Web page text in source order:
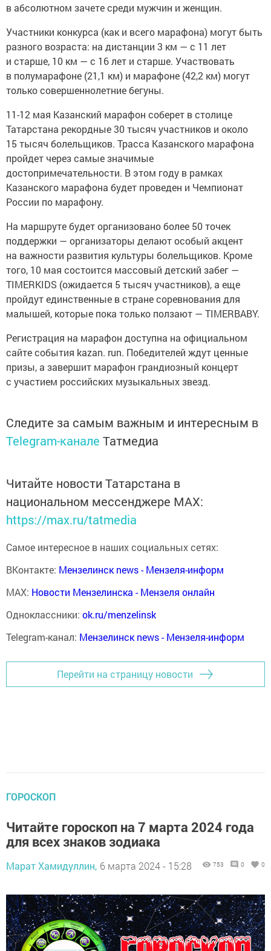
в абсолютном зачете среди мужчин и женщин.
Участники конкурса (как и всего марафона) могут быть
разного возраста: на дистанции 3 км — с 11 лет
и старше, 10 км — с 16 лет и старше. Участвовать
в полумарафоне (21,1 км) и марафоне (42,2 км) могут
только совершеннолетние бегуны.
11-12 мая Казанский марафон соберет в столице
Татарстана рекордные 30 тысяч участников и около
15 тысяч болельщиков. Трасса Казанского марафона
пройдет через самые значимые
достопримечательности. В этом году в рамках
Казанского марафона будет проведен и Чемпионат
России по марафону.
На маршруте будет организовано более 50 точек
поддержки — организаторы делают особый акцент
на важности развития культуры болельщиков. Кроме
того, 10 мая состоится массовый детский забег —
TIMERKIDS (ожидается 5 тысяч участников), а еще
пройдут единственные в стране соревнования для
малышей, которые пока только ползают — TIMERBABY.
Регистрация на марафон доступна на официальном
сайте события kazan. run. Победителей ждут ценные
призы, а завершит марафон грандиозный концерт
с участием российских музыкальных звезд.
Следите за самым важным и интересным в
Telegram-канале Татмедиа
Читайте новости Татарстана в
национальном мессенджере MАХ:
https://max.ru/tatmedia
Самое интересное в наших социальных сетях:
ВКонтакте: Мензелинск news - Мензеля-информ
MAX: Новости Мензелинска - Мензеля онлайн
Одноклассники: ok.ru/menzelinsk
Telegram-канал: Мензелинск news - Мензеля-информ
Перейти на страницу новости
ГОРОСКОП
Читайте гороскоп на 7 марта 2024 года
для всех знаков зодиака
Марат Хамидуллин, 6 марта 2024 - 15:28 753 0 0